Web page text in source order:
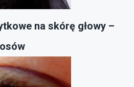
na skórę głowy –